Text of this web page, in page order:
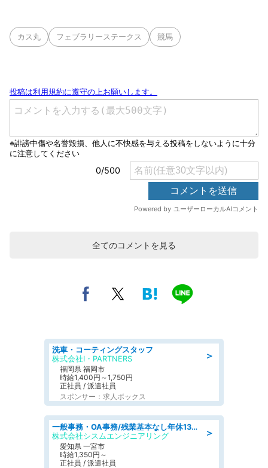
カス丸 フェブラリーステークス 競馬
全てのコメントを見る
＞
洗車・コーティングスタッフ
株式会社I・PARTNERS
福岡県 福岡市
時給1,400円～1,750円
正社員 / 派遣社員
スポンサー：求人ボックス
＞
一般事務・OA事務/残業基本なし年休130日社保完備の一般・調達事務
株式会社シスムエンジニアリング
愛知県 一宮市
時給1,350円～
正社員 / 派遣社員